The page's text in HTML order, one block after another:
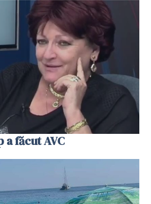
a făcut AVC